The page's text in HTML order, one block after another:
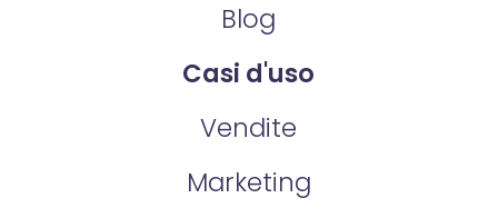
Blog
Casi d'uso
Vendite
Marketing